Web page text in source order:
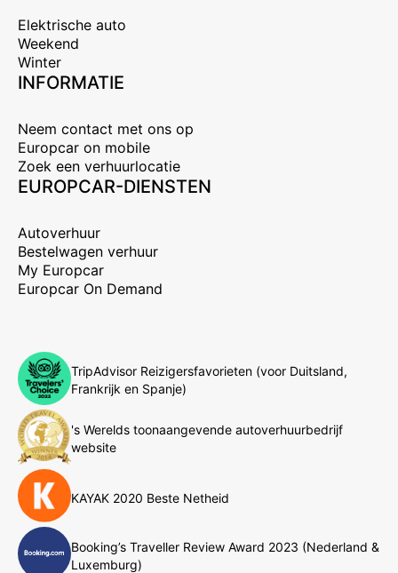
Elektrische auto
Weekend
Winter
INFORMATIE
Neem contact met ons op
Europcar on mobile
Zoek een verhuurlocatie
EUROPCAR-DIENSTEN
Autoverhuur
Bestelwagen verhuur
My Europcar
Europcar On Demand
TripAdvisor Reizigersfavorieten (voor Duitsland,
Frankrijk en Spanje)
's Werelds toonaangevende autoverhuurbedrijf
website
KAYAK 2020 Beste Netheid
Booking’s Traveller Review Award 2023 (Nederland &
Luxemburg)